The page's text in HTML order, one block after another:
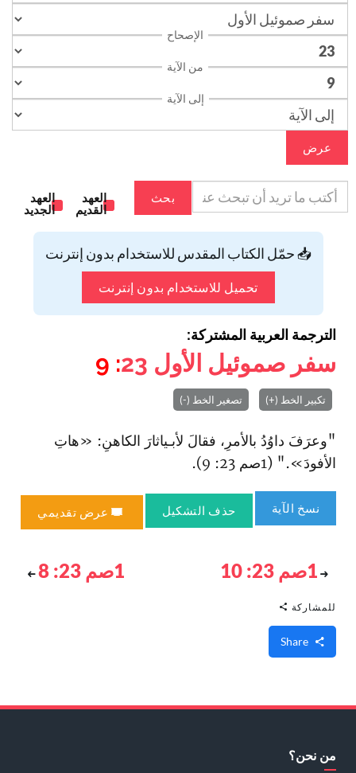
الإصحاح
من الآية
إلى الآية
عرض
بحث
العهد
القديم
العهد
الجديد
📥 حمّل الكتاب المقدس للاستخدام بدون إنترنت
تحميل للاستخدام بدون إنترنت
الترجمة العربية المشتركة:
سفر صموئيل الأول 23
: 9
تكبير الخط (+) تصغير الخط (-)
"وعرَفَ داوُدُ بالأمرِ، فقالَ لأبـياثارَ الكاهنِ: «هاتِ
الأفودَ»." (1صم 23: 9).
نسخ الآية حذف التشكيل عرض تقديمي
1صم 23: 10 1صم 23: 8
للمشاركة
من نحن؟